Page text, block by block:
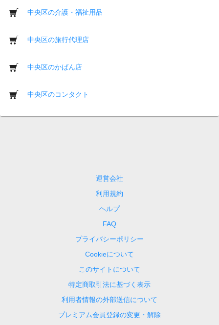
中央区の介護・福祉用品
中央区の旅行代理店
中央区のかばん店
中央区のコンタクト
運営会社
利用規約
ヘルプ
FAQ
プライバシーポリシー
Cookieについて
このサイトについて
特定商取引法に基づく表示
利用者情報の外部送信について
プレミアム会員登録の変更・解除